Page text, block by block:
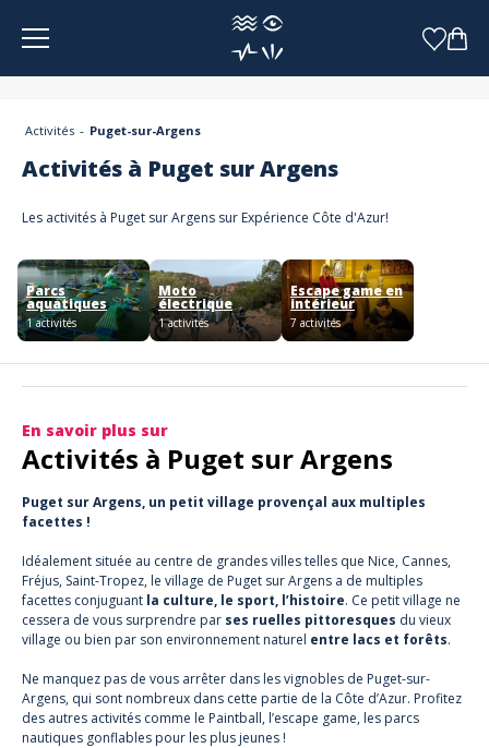
Panneau de gestion des cookies
Activités Puget-sur-Argens
Activités à Puget sur Argens
Les activités à Puget sur Argens sur Expérience Côte d'Azur!
Parcs
aquatiques
1 activités
Moto
électrique
1 activités
Escape game en
intérieur
7 activités
En savoir plus sur
Activités à Puget sur Argens
Puget sur Argens, un petit village provençal aux multiples
facettes !
Idéalement située au centre de grandes villes telles que Nice, Cannes,
Fréjus, Saint-Tropez, le village de Puget sur Argens a de multiples
facettes conjuguant la culture, le sport, l’histoire. Ce petit village ne
cessera de vous surprendre par ses ruelles pittoresques du vieux
village ou bien par son environnement naturel entre lacs et forêts.
Ne manquez pas de vous arrêter dans lesvignobles de Puget-sur-
Argens, qui sont nombreux dans cette partie de la Côte d’Azur. Profitez
des autres activités comme le Paintball, l’escape game, les parcs
nautiques gonflables pour les plus jeunes !